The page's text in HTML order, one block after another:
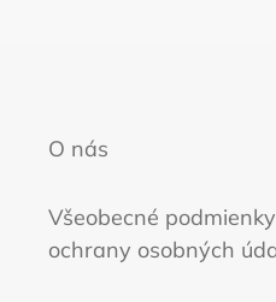
O nás
Všeobecné
ochrany osobných